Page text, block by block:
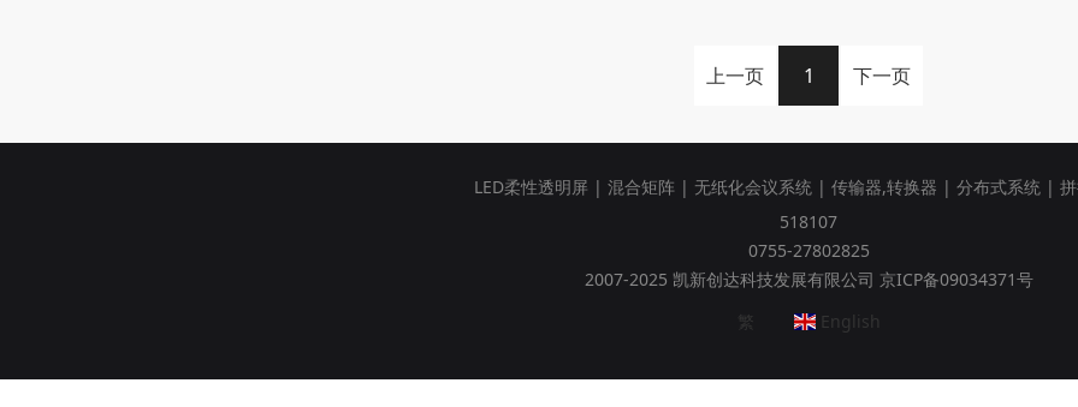
上一页 1 下一页
LED柔性透明屏 | 混合矩阵| 无纸化会议系统 | 传输器,转换器 | 分布式系统 |
518107
0755-27802825
2007-2025 凯新创达科技发展有限公司 京ICP备09034371号
繁
English